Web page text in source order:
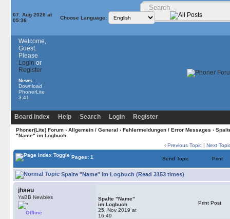
07. Aug 2026 at
05:36
Choose Language:
Welcome,
Guest.
Please
Login or
Register
News:
Download
PhonerLite
3.41
Board Index Help Search Login Register
Phoner(Lite) Forum› Allgemein / General › Fehlermeldungen / Error Messages ›
"Name" im Logbuch
‹ Previous Topic | Next
Pages: 1 Send Topic Print
Spalte "Name" im Logbuch (Read 3153 times)
jhaeu
YaBB Newbies
Offline
Spalte "Name"
im Logbuch
25. Nov 2019 at
16:49
Print Post